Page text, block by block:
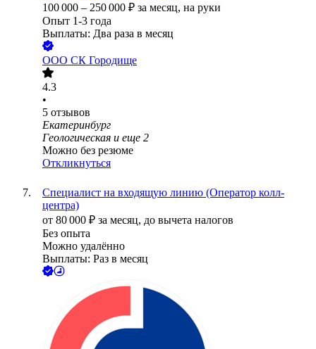
100 000 – 250 000 ₽ за месяц, на руки
Опыт 1-3 года
Выплаты: Два раза в месяц
ООО СК Городище
4.3
•
5 отзывов
Екатеринбург
Геологическая и еще 2
Можно без резюме
Откликнуться
Специалист на входящую линию (Оператор колл-
центра)
от 80 000 ₽ за месяц, до вычета налогов
Без опыта
Можно удалённо
Выплаты: Раз в месяц